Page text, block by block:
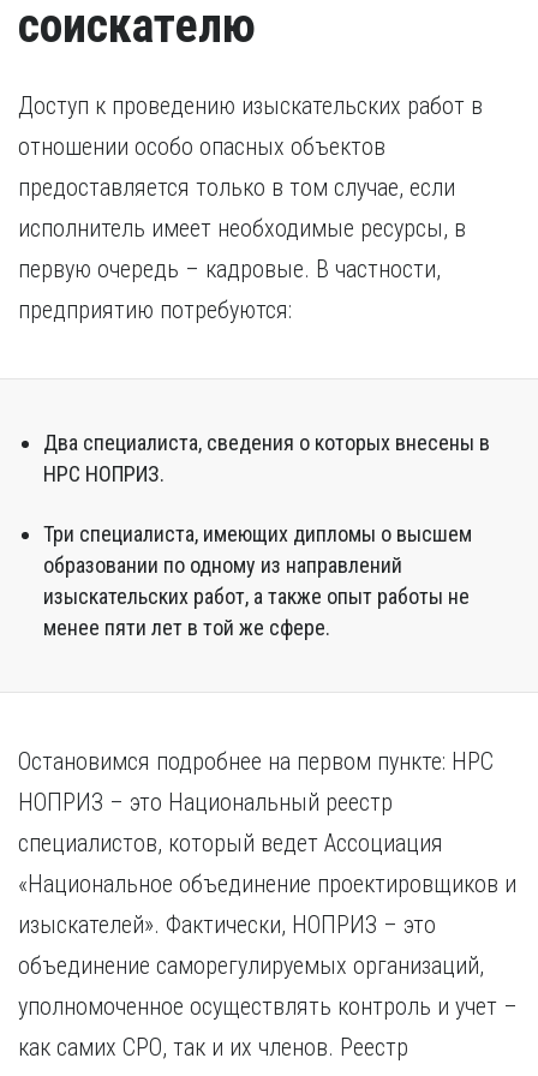
иностранного образования.
соискателю
Доступ к проведению изыскательских работ в
отношении особо опасных объектов
предоставляется только в том случае, если
исполнитель имеет необходимые ресурсы, в
первую очередь – кадровые. В частности,
предприятию потребуются:
Два специалиста, сведения о которых внесены в
НРС НОПРИЗ.
Три специалиста, имеющих дипломы о высшем
образовании по одному из направлений
изыскательских работ, а также опыт работы не
менее пяти лет в той же сфере.
Остановимся подробнее на первом пункте: НРС
НОПРИЗ – это Национальный реестр
специалистов, который ведет Ассоциация
«Национальное объединение проектировщиков и
изыскателей». Фактически, НОПРИЗ – это
объединение саморегулируемых организаций,
уполномоченное осуществлять контроль и учет –
как самих СРО, так и их членов. Реестр